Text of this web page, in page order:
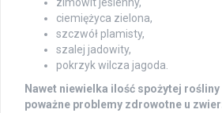
zimowit jesienny,
ciemiężyca zielona,
szczwół plamisty,
szalej jadowity,
pokrzyk wilcza jagoda.
Nawet niewielka ilość spożytej rośliny
poważne problemy zdrowotne u